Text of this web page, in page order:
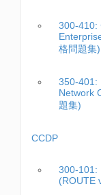
300-410:
格問題集)
350-401:
Network
題集)
CCDP
300-101:
(ROUTE